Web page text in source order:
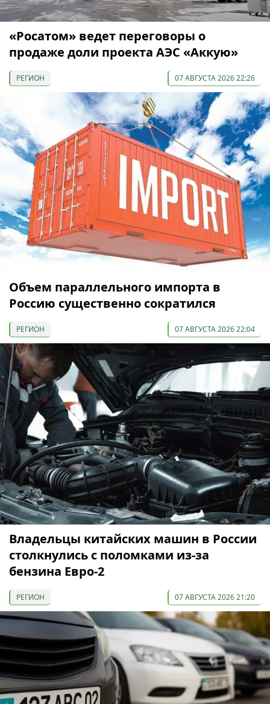
«Росатом» ведет переговоры о
продаже доли проекта АЭС «Аккую»
РЕГИОН 07 АВГУСТА 2026 22:26
Объем параллельного импорта в
Россию существенно сократился
РЕГИОН 07 АВГУСТА 2026 22:04
Владельцы китайских машин в России
столкнулись с поломками из-за
бензина Евро-2
РЕГИОН 07 АВГУСТА 2026 21:20